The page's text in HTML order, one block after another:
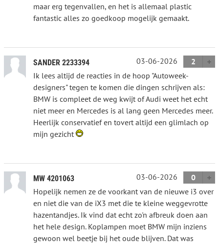
maar erg tegenvallen, en het is allemaal plastic
fantastic alles zo goedkoop mogelijk gemaakt.
SANDER 2233394 03-06-2026
2
Ik lees altijd de reacties in de hoop "Autoweek-
designers" tegen te komen die dingen schrijven als:
BMW is compleet de weg kwijt of Audi weet het echt
niet meer en Mercedes is al lang geen Mercedes meer.
Heerlijk conservatief en tovert altijd een glimlach op
mijn gezicht
MW 4201063 03-06-2026
0
Hopelijk nemen ze de voorkant van de nieuwe i3 over
en niet die van de iX3 met die te kleine weggevrotte
hazentandjes. Ik vind dat echt zo'n afbreuk doen aan
het hele design. Koplampen moet BMW mijn inziens
gewoon wel beetje bij het oude blijven. Dat was